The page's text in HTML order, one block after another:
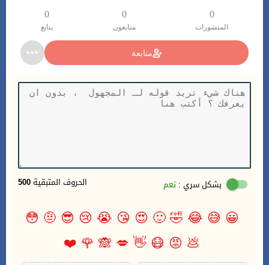
0
المنشورات
0
متابعون
0
يتابع
متابعة
500 الحروف المتبقية بشكل سري : نعم
😀
😅
😂
🤣
🙂
😍
😘
😭
😢
😎
🤨
😳
💩
😡
😷
👋
💋
🙈
🌹
❤️